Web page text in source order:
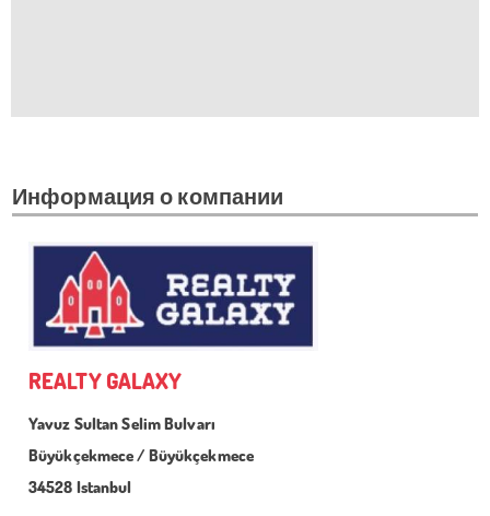
Информация о компании
REALTY GALAXY
Yavuz Sultan Selim Bulvarı
Büyükçekmece / Büyükçekmece
34528 Istanbul